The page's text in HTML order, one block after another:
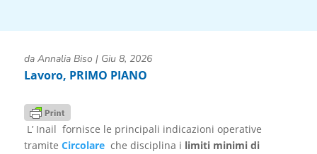
da Annalia Biso | Giu 8, 2026
Lavoro, PRIMO PIANO
L’ Inail fornisce le principali indicazioni operative
tramite Circolare che disciplina i limiti minimi di